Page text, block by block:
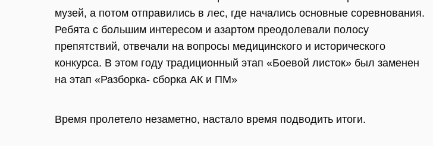
музей, а потом отправились в лес, где начались основные соревнования.
Ребята с большим интересом и азартом преодолевали полосу
препятствий, отвечали на вопросы медицинского и исторического
конкурса. В этом году традиционный этап «Боевой листок» был заменен
на этап «Разборка- сборка АК и ПМ»
Время пролетело незаметно, настало время подводить итоги.